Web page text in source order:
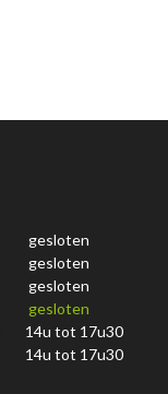
gesloten
gesloten
gesloten
gesloten
14u tot 17u30
14u tot 17u30